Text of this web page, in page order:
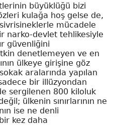
büyüklüğü bizi
kulağa hoş gelse de,
mücadele
narko-devlet tehlikesiyle
güvenliğini
denetlemeyen ve en
ülkeye girişine göz
aralarında yapılan
bir illüzyondan
sergilenen 800 kiloluk
ülkenin sınırlarının ne
ise ne denli
kez daha